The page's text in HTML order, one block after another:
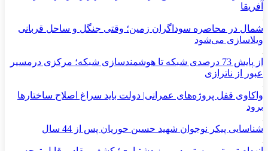
آفریقا
شمال در محاصره سوداگران زمین؛ وقتی جنگل و ساحل قربانی
ویلاسازی می‌شود
از پایش 73 درصدی شبکه تا هوشمندسازی شبکه؛ مرکزی درمسیر
عبور از ناترازی
واکاوی قفل پروژه‌های عمرانی| دولت باید سراغ اصلاح ساختارها
برود
شناسایی پیکر نوجوان شهید حسین حوریان پس از 44 سال